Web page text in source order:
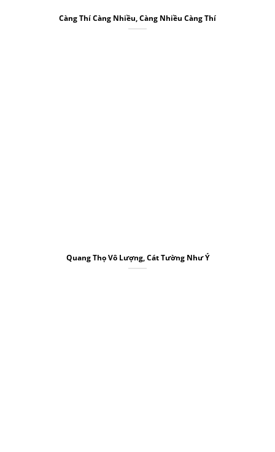
Càng Thí Càng Nhiều, Càng Nhiều Càng Thí
Quang Thọ Vô Lượng, Cát Tường Như Ý